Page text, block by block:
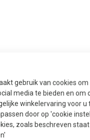
gebruik van cookies
media te bieden en om
winkelervaring voor
door op 'cookie
zoals beschreven staat